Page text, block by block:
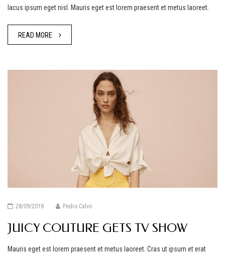
lacus ipsum eget nisl. Mauris eget est lorem praesent et metus laoreet.
READ MORE
28/09/2018 Pedro Calvo
JUICY COUTURE GETS TV SHOW
Mauris eget est lorem praesent et metus laoreet. Cras ut ipsum et erat